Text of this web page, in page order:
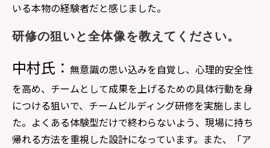
いる本物の経験者だと感じました。
研修の狙いと全体像を教えてください。
中村氏： 無意識の思い込みを自覚し、心理的安全性
を高め、チームとして成果を上げるための具体行動を身
につける狙いで、チームビルディング研修を実施しまし
た。よくある体験型だけで終わらないよう、現場に持ち
帰れる方法を重視した設計になっています。また、「ア